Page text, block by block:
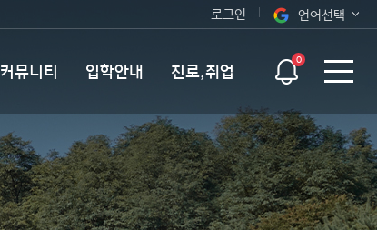
오늘 하루 보지 않기
로그인 언어선택
ENG
커뮤니티 입학안내 진로,취업
0